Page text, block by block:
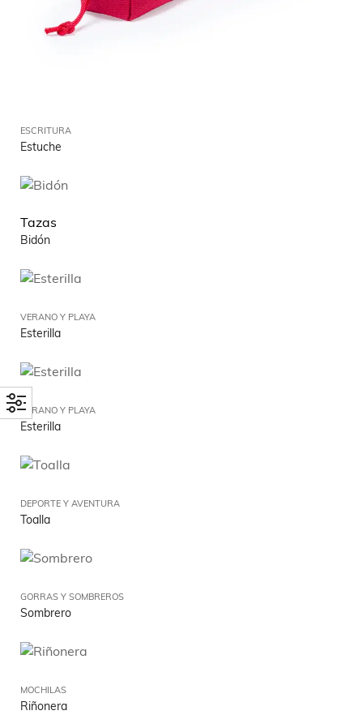
ESCRITURA
Estuche
Tazas
Bidón
VERANO Y PLAYA
Esterilla
VERANO Y PLAYA
Esterilla
DEPORTE Y AVENTURA
Toalla
GORRAS Y SOMBREROS
Sombrero
MOCHILAS
Riñonera